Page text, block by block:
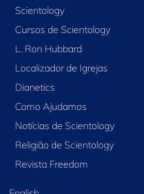
Scientology
Cursos de Scientology
L. Ron Hubbard
Localizador de Igrejas
Dianetics
Como Ajudamos
Notícias de Scientology
Religião de Scientology
Revista Freedom